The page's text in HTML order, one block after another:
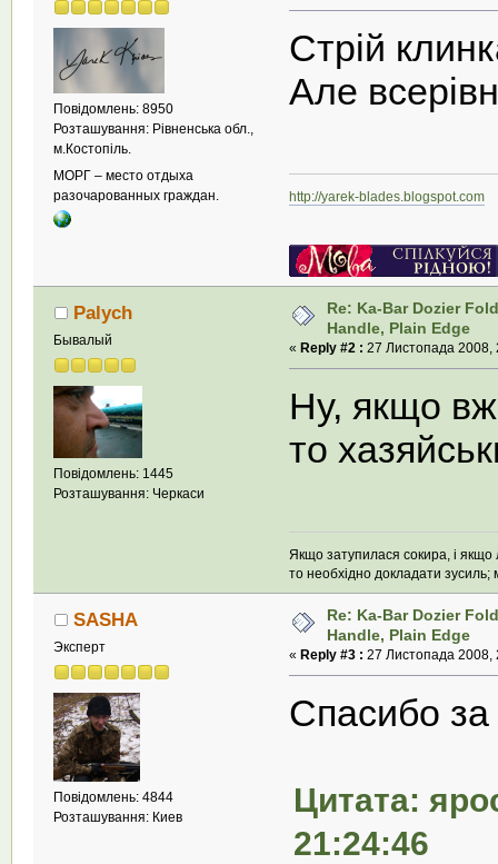
Повідомлень: 8950
Розташування: Рівненська обл.,
м.Костопіль.
МОРГ – место отдыха
разочарованных граждан.
Стрій
Але
http://yarek-blades.blogspot.com
Palych
Бывалый
Повідомлень: 1445
Розташування: Черкаси
Re: Ka-Bar Dozier
Handle, Plain Edge
« Reply #2 : 27 Листопада 2008,
Ну, якщо
то
Якщо затупилася сокира, і якщо
то необхідно докладати зусиль;
SASHA
Эксперт
Повідомлень: 4844
Розташування: Киев
Re: Ka-Bar Dozier
Handle, Plain Edge
« Reply #3 : 27 Листопада 2008,
Спасибо
Цитата:
21:24:46